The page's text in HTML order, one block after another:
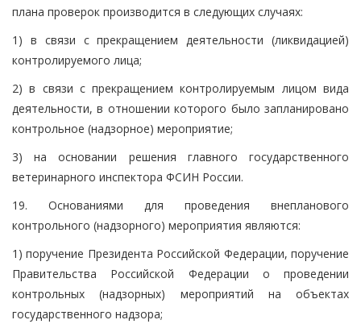
плана проверок производится в следующих случаях:
1) в связи с прекращением деятельности (ликвидацией)
контролируемого лица;
2) в связи с прекращением контролируемым лицом вида
деятельности, в отношении которого было запланировано
контрольное (надзорное) мероприятие;
3) на основании решения главного государственного
ветеринарного инспектора ФСИН России.
19. Основаниями для проведения внепланового
контрольного (надзорного) мероприятия являются:
1) поручение Президента Российской Федерации, поручение
Правительства Российской Федерации о проведении
контрольных (надзорных) мероприятий на объектах
государственного надзора;